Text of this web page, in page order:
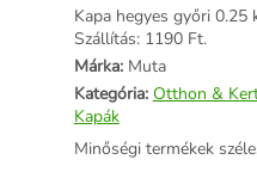
Kapa hegyes győri 0.25
Szállítás: 1190 Ft.
Márka:Muta
Kategória: Otthon &
Kapák
Minőségi termékek